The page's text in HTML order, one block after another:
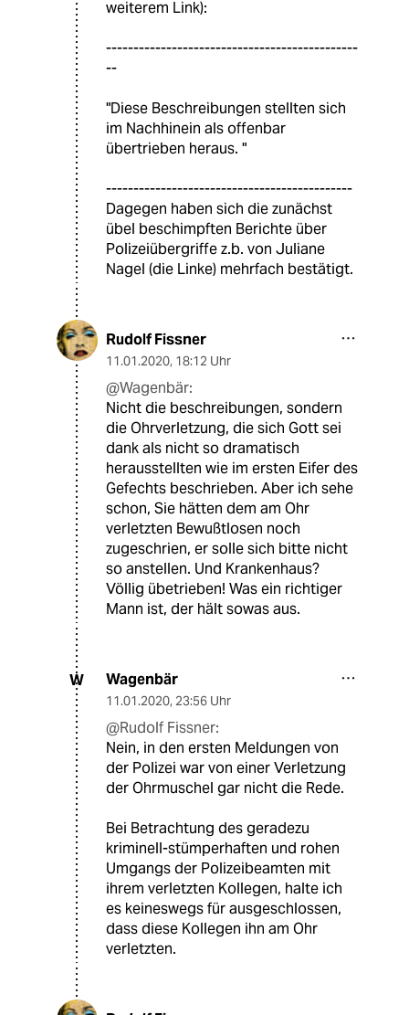
weiterem Link):
----------------------------------------------
--
"Diese Beschreibungen stellten sich
im Nachhinein als offenbar
übertrieben heraus. "
---------------------------------------------
Dagegen haben sich die zunächst
übel beschimpften Berichte über
Polizeiübergriffe z.b. von Juliane
Nagel (die Linke) mehrfach bestätigt.
Rudolf Fissner
11.01.2020, 18:12 Uhr
@Wagenbär:
Nicht die beschreibungen, sondern
die Ohrverletzung, die sich Gott sei
dank als nicht so dramatisch
herausstellten wie im ersten Eifer des
Gefechts beschrieben. Aber ich sehe
schon, Sie hätten dem am Ohr
verletzten Bewußtlosen noch
zugeschrien, er solle sich bitte nicht
so anstellen. Und Krankenhaus?
Völlig übetrieben! Was ein richtiger
Mann ist, der hält sowas aus.
W Wagenbär
11.01.2020, 23:56 Uhr
@Rudolf Fissner:
Nein, in den ersten Meldungen von
der Polizei war von einer Verletzung
der Ohrmuschel gar nicht die Rede.
Bei Betrachtung des geradezu
kriminell-stümperhaften und rohen
Umgangs der Polizeibeamten mit
ihrem verletzten Kollegen, halte ich
es keineswegs für ausgeschlossen,
dass diese Kollegen ihn am Ohr
verletzten.